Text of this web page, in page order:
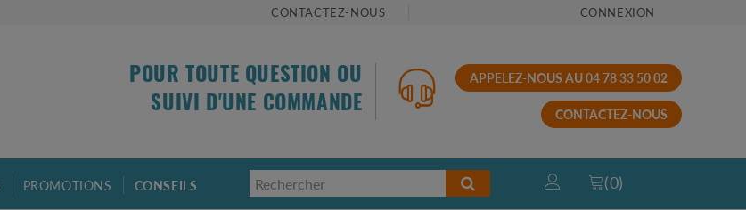
CONTACTEZ-NOUS CONNEXION
POUR TOUTE QUESTION OU
SUIVI D'UNE COMMANDE
APPELEZ-NOUS AU 04 78 33 50 02
CONTACTEZ-NOUS
PROMOTIONS CONSEILS (0)